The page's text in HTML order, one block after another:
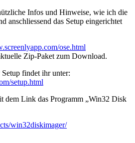
Infos und Hinweise, wie ich die
anschliessend das Setup eingerichtet
ose.html
Zip-Paket zum Download.
findet ihr unter:
setup.html
dem Link das Programm „Win32 Disk
win32diskimager/